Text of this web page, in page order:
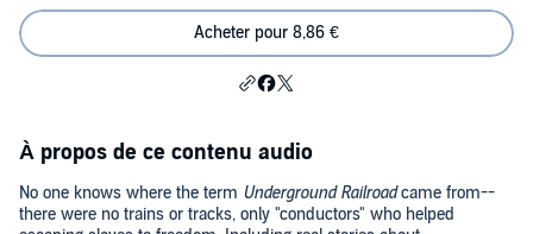
Acheter pour 8,86 €
À propos de ce contenu audio
No one knows where the term Underground Railroadcame from--
there were no trains or tracks, only "conductors" who helped